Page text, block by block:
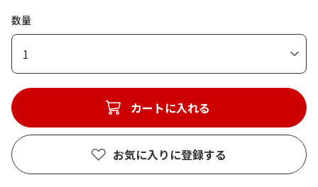
数量
1
カートに入れる
お気に入りに登録する